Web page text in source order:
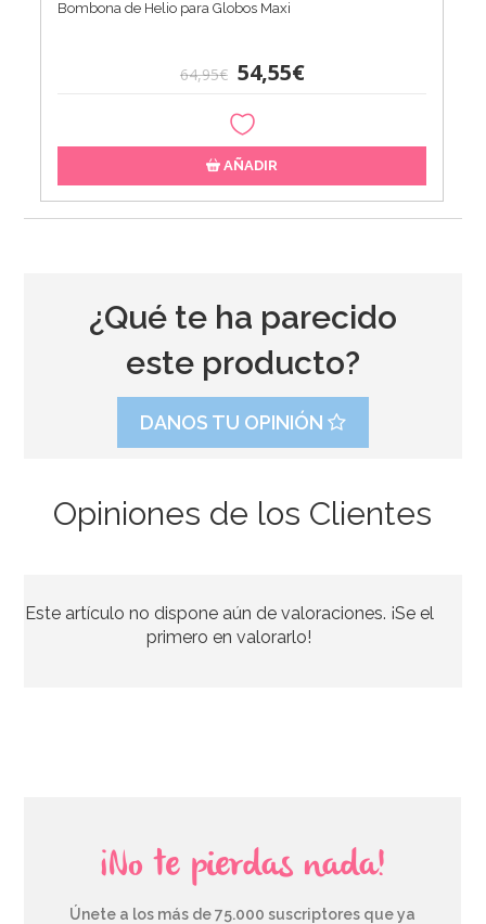
Bombona de Helio para Globos Maxi
64,95€ 54,55€
AÑADIR
8,95€
¿Qué te ha parecido
este producto?
DANOS TU OPINIÓN
Opiniones de los Clientes
Este artículo no dispone aún de valoraciones. ¡Se el
primero en valorarlo!
¡No te pierdas nada!
Únete a los más de 75.000 suscriptores que ya